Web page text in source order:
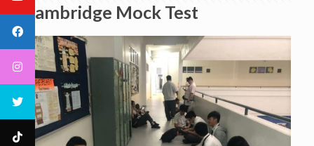
Cambridge Mock Test